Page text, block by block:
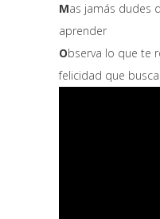
Mas jamás dudes
aprender
Observa lo que te
felicidad que